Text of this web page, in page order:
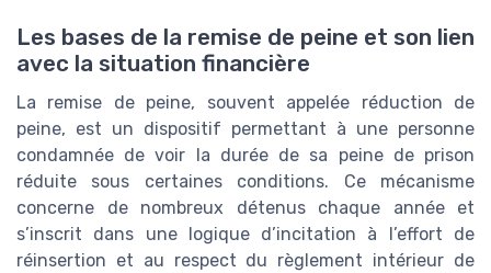
Les bases de la remise de peine et son lien
avec la situation financière
La remise de peine, souvent appelée réduction de
peine, est un dispositif permettant à une personne
condamnée de voir la durée de sa peine de prison
réduite sous certaines conditions. Ce mécanisme
concerne de nombreux détenus chaque année et
s’inscrit dans une logique d’incitation à l’effort de
réinsertion et au respect du règlement intérieur de